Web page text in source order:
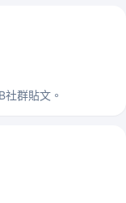
群貼文。